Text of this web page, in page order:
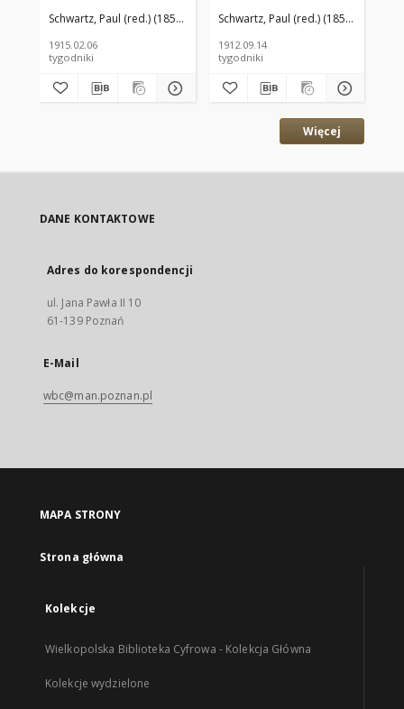
Schwartz, Paul (red.) (1853–1940)
1915.02.06
tygodniki
Schwartz, Paul (red.) (1853–1940)
1912.09.14
tygodniki
Więcej
DANE KONTAKTOWE
Adres do korespondencji
ul. Jana Pawła II 10
61-139 Poznań
E-Mail
wbc@man.poznan.pl
MAPA STRONY
Strona główna
Kolekcje
Wielkopolska Biblioteka Cyfrowa - Kolekcja Główna
Kolekcje wydzielone